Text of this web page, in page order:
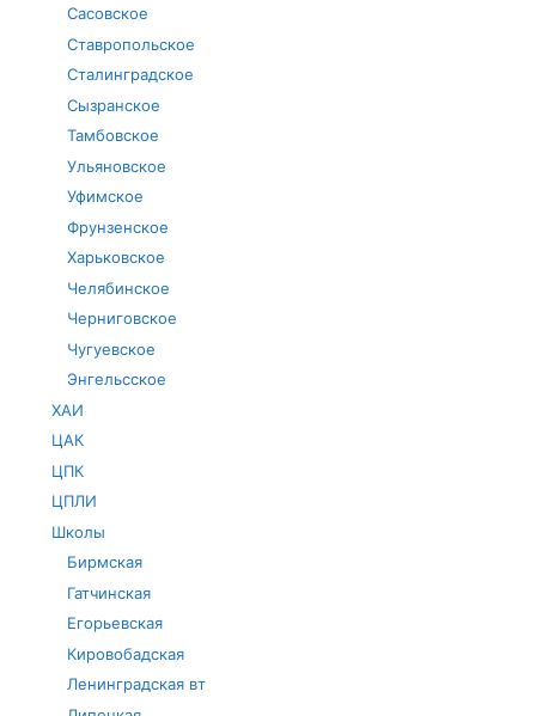
Сасовское
Ставропольское
Сталинградское
Сызранское
Тамбовское
Ульяновское
Уфимское
Фрунзенское
Харьковское
Челябинское
Черниговское
Чугуевское
Энгельсское
ХАИ
ЦАК
ЦПК
ЦПЛИ
Школы
Бирмская
Гатчинская
Егорьевская
Кировобадская
Ленинградская вт